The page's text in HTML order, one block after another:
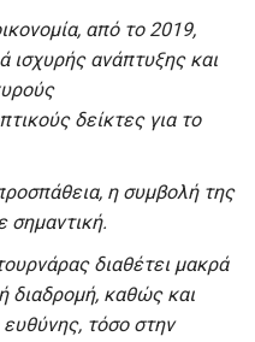
από το 2019,
ισχυρής ανάπτυξης και
δείκτες για το
η συμβολή της
σημαντική.
διαθέτει μακρά
διαδρομή, καθώς και
ευθύνης, τόσο στην